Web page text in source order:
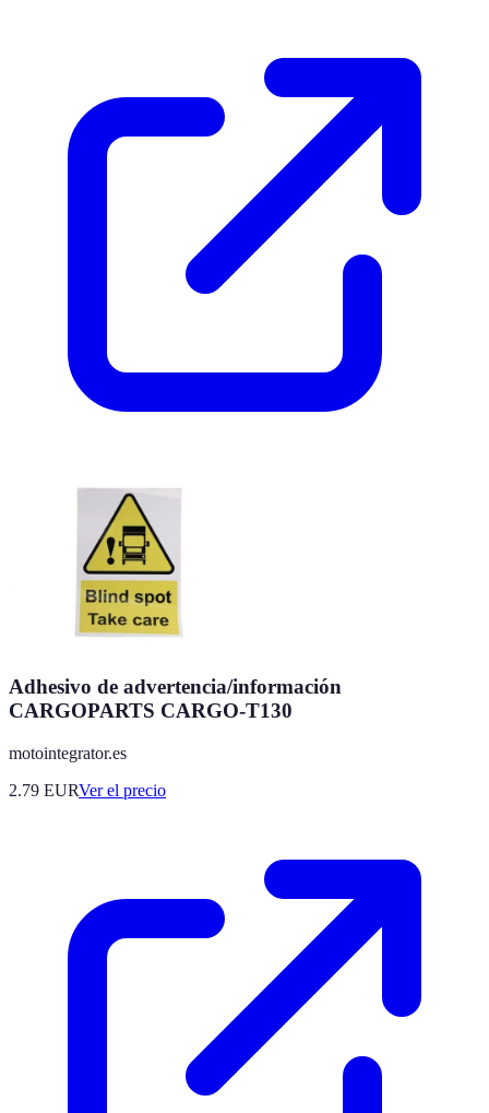
Adhesivo de advertencia/información
CARGOPARTS CARGO-T130
motointegrator.es
2.79 EURVer el precio